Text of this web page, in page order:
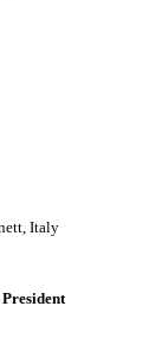
Italy
President